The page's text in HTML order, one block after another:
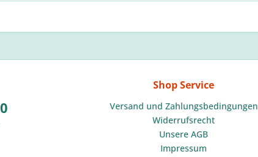
Shop Service
Versand und Zahlungsbedingungen
Widerrufsrecht
Unsere AGB
Impressum